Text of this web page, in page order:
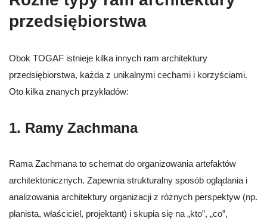
przedsiębiorstwa
Obok TOGAF istnieje kilka innych ram architektury
przedsiębiorstwa, każda z unikalnymi cechami i korzyściami.
Oto kilka znanych przykładów:
1. Ramy Zachmana
Rama Zachmana to schemat do organizowania artefaktów
architektonicznych. Zapewnia strukturalny sposób oglądania i
analizowania architektury organizacji z różnych perspektyw (np.
planista, właściciel, projektant) i skupia się na „kto”, „co”,